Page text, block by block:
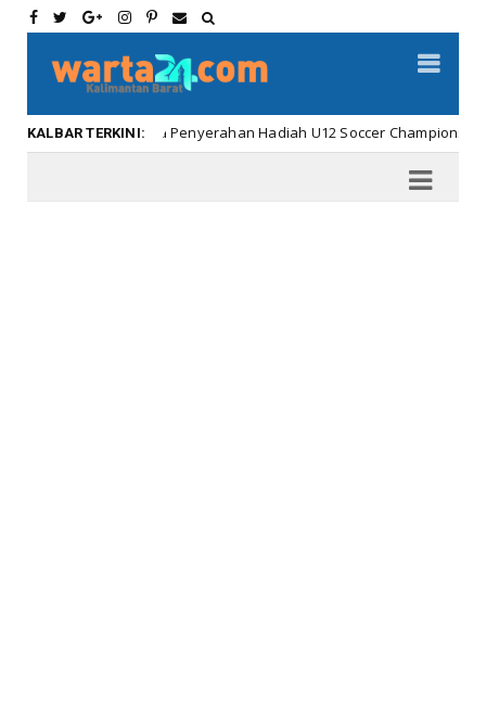
KALBAR TERKINI:
Meriahnya Penyerahan Hadiah U12 Soccer Championship ...